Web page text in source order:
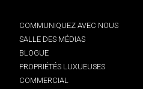
COMMUNIQUEZ AVEC NOUS
SALLE DES MÉDIAS
BLOGUE
PROPRIÉTÉS LUXUEUSES
COMMERCIAL